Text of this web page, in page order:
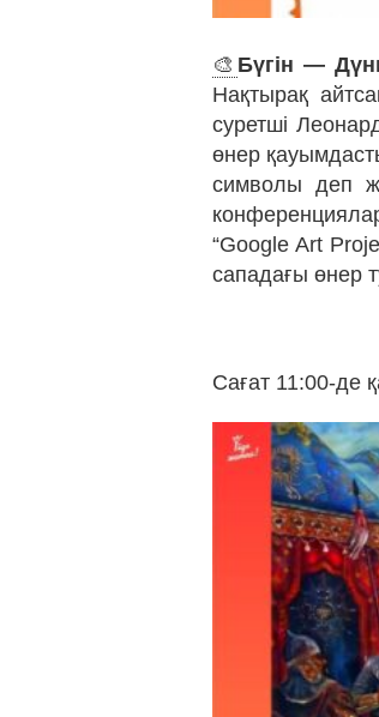
🎨 Бүгін —
Нақтырақ
суретші
өнер
символы деп
“Google Art
сападағы өнер
Сағат 11:00-де